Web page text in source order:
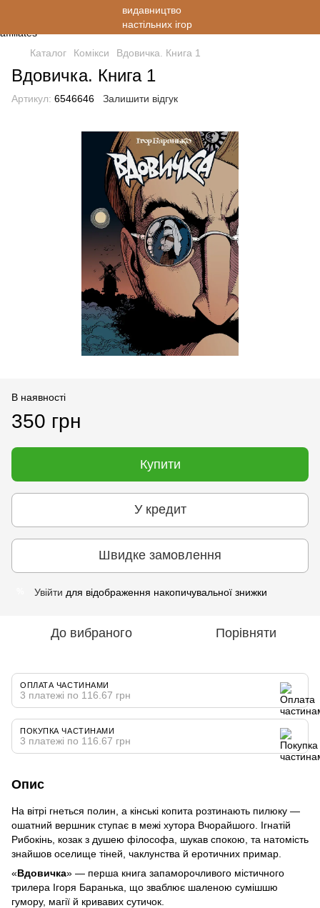
Каталог Комікси Вдовичка. Книга 1
Вдовичка. Книга 1
Артикул: 6546646 Залишити відгук
В наявності
350 грн
Купити
У кредит
Швидке замовлення
Увійти для відображення накопичувальної знижки
До вибраного Порівняти
ОПЛАТА ЧАСТИНАМИ
3 платежі по 116.67 грн
ПОКУПКА ЧАСТИНАМИ
3 платежі по 116.67 грн
Опис
На вітрі гнеться полин, а кінські копита розтинають пилюку —
ошатний вершник ступає в межі хутора Вчорайшого. Ігнатій
Рибокінь, козак з душею філософа, шукав спокою, та натомість
знайшов оселище тіней, чаклунства й еротичних примар.
«Вдовичка» — перша книга запаморочливого містичного
трилера Ігоря Баранька, що зваблює шаленою сумішшю
гумору, магії й кривавих сутичок.